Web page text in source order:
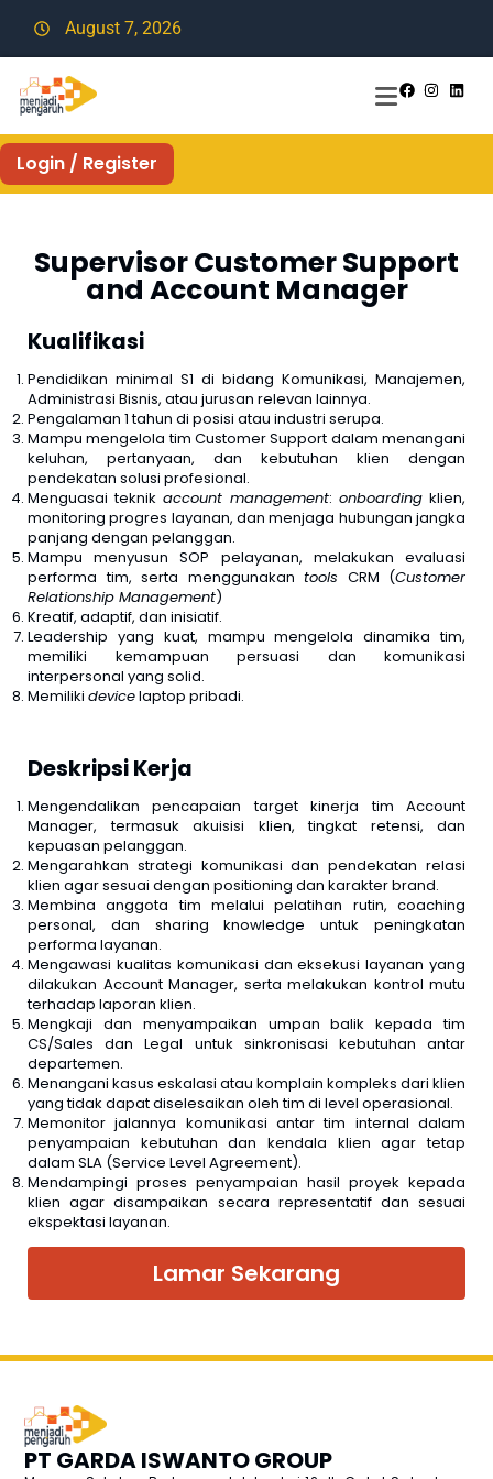
August 7, 2026
Login / Register
Supervisor Customer Support
and Account Manager
Kualifikasi
Pendidikan minimal S1 di bidang Komunikasi, Manajemen,
Administrasi Bisnis, atau jurusan relevan lainnya.
Pengalaman 1 tahun di posisi atau industri serupa.
Mampu mengelola tim Customer Support dalam menangani
keluhan, pertanyaan, dan kebutuhan klien dengan
pendekatan solusi profesional.
Menguasai teknik account management: onboarding klien,
monitoring progres layanan, dan menjaga hubungan jangka
panjang dengan pelanggan.
Mampu menyusun SOP pelayanan, melakukan evaluasi
performa tim, serta menggunakan tools CRM (Customer
Relationship Management)
Kreatif, adaptif, dan inisiatif.
Leadership yang kuat, mampu mengelola dinamika tim,
memiliki kemampuan persuasi dan komunikasi
interpersonal yang solid.
Memiliki devicelaptop pribadi.
Deskripsi Kerja
Mengendalikan pencapaian target kinerja tim Account
Manager, termasuk akuisisi klien, tingkat retensi, dan
kepuasan pelanggan.
Mengarahkan strategi komunikasi dan pendekatan relasi
klien agar sesuai dengan positioning dan karakter brand.
Membina anggota tim melalui pelatihan rutin, coaching
personal, dan sharing knowledge untuk peningkatan
performa layanan.
Mengawasi kualitas komunikasi dan eksekusi layanan yang
dilakukan Account Manager, serta melakukan kontrol mutu
terhadap laporan klien.
Mengkaji dan menyampaikan umpan balik kepada tim
CS/Sales dan Legal untuk sinkronisasi kebutuhan antar
departemen.
Menangani kasus eskalasi atau komplain kompleks dari klien
yang tidak dapat diselesaikan oleh tim di level operasional.
Memonitor jalannya komunikasi antar tim internal dalam
penyampaian kebutuhan dan kendala klien agar tetap
dalam SLA (Service Level Agreement).
Mendampingi proses penyampaian hasil proyek kepada
klien agar disampaikan secara representatif dan sesuai
ekspektasi layanan.
Lamar Sekarang
PT GARDA ISWANTO GROUP